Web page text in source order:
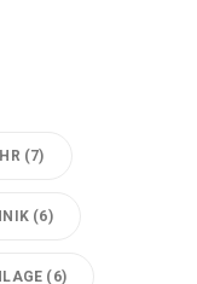
(7)
(6)
(6)